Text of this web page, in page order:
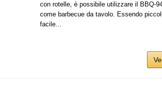
con rotelle, è possibile utilizzare il BBQ-
come barbecue da tavolo. Essendo
facile...